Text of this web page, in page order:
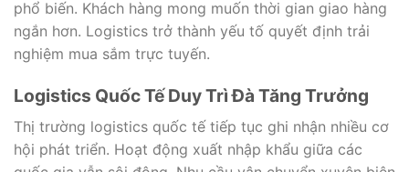
phổ biến. Khách hàng mong muốn thời gian giao hàng
ngắn hơn. Logistics trở thành yếu tố quyết định trải
nghiệm mua sắm trực tuyến.
Logistics Quốc Tế Duy Trì Đà Tăng Trưởng
Thị trường logistics quốc tế tiếp tục ghi nhận nhiều cơ
hội phát triển. Hoạt động xuất nhập khẩu giữa các